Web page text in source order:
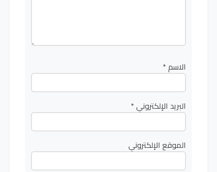
الاسم*
البريد الإلكتروني*
الموقع الإلكتروني